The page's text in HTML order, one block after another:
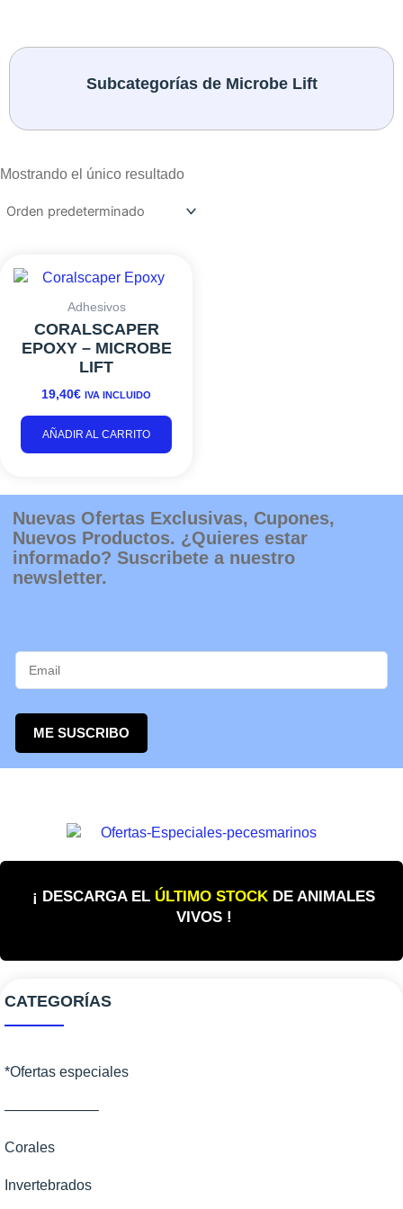
¡ DESCARGA EL ÚLTIMO STOCK DE ANIMALES
VIVOS !
CATEGORÍAS
*Ofertas especiales
——————–
Corales
Corales Blandos
Invertebrados
Subcategorías de Microbe Lift
Mostrando el único resultado
Adhesivos
CORALSCAPER
EPOXY – MICROBE
LIFT
19,40€ IVA INCLUIDO
AÑADIR AL CARRITO
Nuevas Ofertas Exclusivas, Cupones,
Nuevos Productos. ¿Quieres estar
informado? Suscribete a nuestro
newsletter.
ME SUSCRIBO